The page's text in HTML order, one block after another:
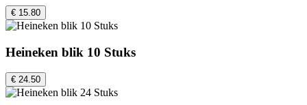
€ 15.80
Heineken blik 10 Stuks
€ 24.50